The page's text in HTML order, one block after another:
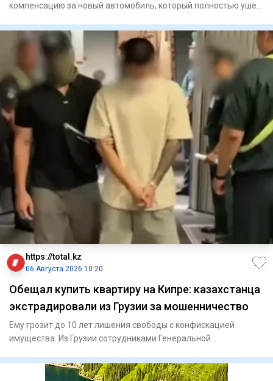
компенсацию за новый автомобиль, который полностью ушёл
https://total.kz
06 Августа 2026 10:20
Обещал купить квартиру на Кипре: казахстанца
экстрадировали из Грузии за мошенничество
Ему грозит до 10 лет лишения свободы с конфискацией
имущества. Из Грузии сотрудниками Генеральной